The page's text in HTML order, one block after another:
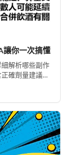
讓你一次搞懂
解析哪些副作
確劑量建議、